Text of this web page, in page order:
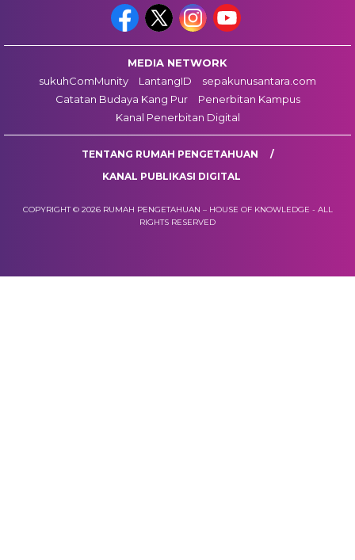
MEDIA NETWORK
sukuhComMunity
LantangID
sepakunusantara.com
Catatan Budaya Kang Pur
Penerbitan Kampus
Kanal Penerbitan Digital
TENTANG RUMAH PENGETAHUAN
KANAL PUBLIKASI DIGITAL
COPYRIGHT © 2026 RUMAH PENGETAHUAN – HOUSE OF KNOWLEDGE - ALL
RIGHTS RESERVED